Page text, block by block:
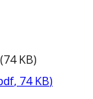
(74 KB)
, 74 KB)